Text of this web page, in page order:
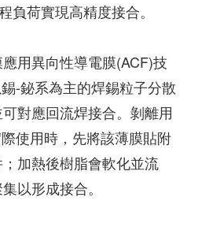
負荷實現高精度接合。
用異向性導電膜(ACF)技
-鉍系為主的焊錫粒子分散
對應回流焊接合。剝離用
使用時，先將該薄膜貼附
加熱後樹脂會軟化並流
以形成接合。